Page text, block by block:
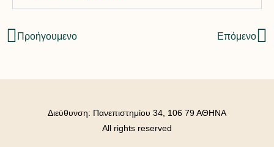
Προήγουμενο Επόμενο
Διεύθυνση: Πανεπιστημίου 34, 106 79 ΑΘΗΝΑ
All rights reserved